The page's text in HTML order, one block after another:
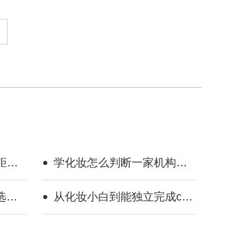
到
学化妆怎么判断一家机构教
学靠不靠谱？
对
从化妆小白到能独立完成cos
全妆，普通人也做得到